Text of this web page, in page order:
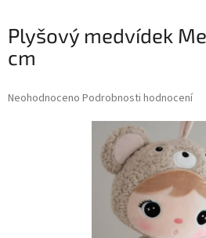
Plyšový medvídek
cm
Průměrné
Neohodnoceno Podrobnosti hodnocení